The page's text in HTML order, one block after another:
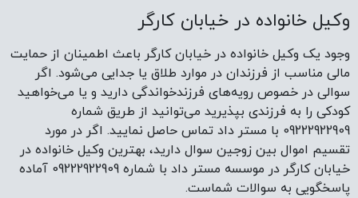
وکیل خانواده در خیابان کارگر
وجود یک وکیل خانواده در خیابان کارگر باعث اطمینان از حمایت
مالی مناسب از فرزندان در موارد طلاق یا جدایی می‌شود. اگر
سوالی در خصوص رویه‌های فرزندخواندگی دارید و یا می‌خواهید
کودکی را به فرزندی بپذیرید می‌توانید از طریق شماره
09222922909 با مستر داد تماس حاصل نمایید. اگر در مورد
تقسیم اموال بین زوجین سوال دارید، بهترین وکیل خانواده در
خیابان کارگر در موسسه مستر داد با شماره 09222922909 آماده
پاسخگویی به سوالات شماست.